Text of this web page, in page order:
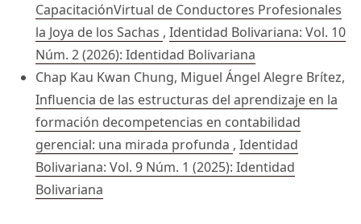
CapacitaciónVirtual de Conductores Profesionales
la Joya de los Sachas , Identidad Bolivariana: Vol. 10
Núm. 2 (2026): Identidad Bolivariana
Chap Kau Kwan Chung, Miguel Ángel Alegre Brítez,
Influencia de las estructuras del aprendizaje en la
formación decompetencias en contabilidad
gerencial: una mirada profunda , Identidad
Bolivariana: Vol. 9 Núm. 1 (2025): Identidad
Bolivariana